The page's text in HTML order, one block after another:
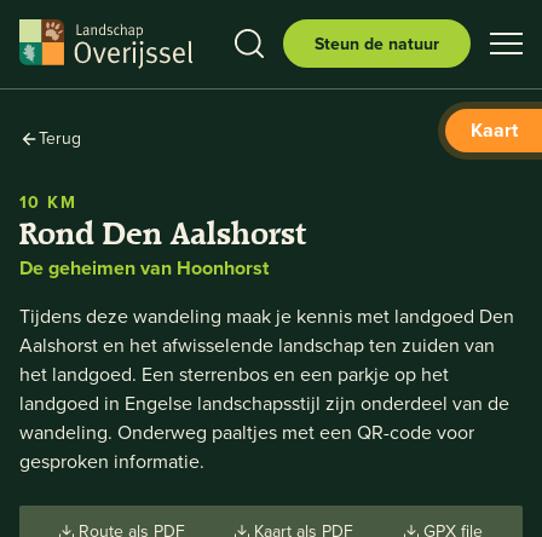
Steun de natuur
Kaart
Terug
10 KM
Rond Den Aalshorst
De geheimen van Hoonhorst
Tijdens deze wandeling maak je kennis met landgoed Den
Aalshorst en het afwisselende landschap ten zuiden van
het landgoed. Een sterrenbos en een parkje op het
landgoed in Engelse landschapsstijl zijn onderdeel van de
wandeling. Onderweg paaltjes met een QR-code voor
gesproken informatie.
Route als PDF Kaart als PDF GPX file